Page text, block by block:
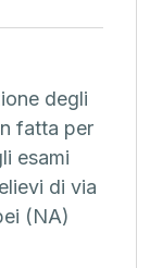
degli
fatta per
esami
di via
(NA)